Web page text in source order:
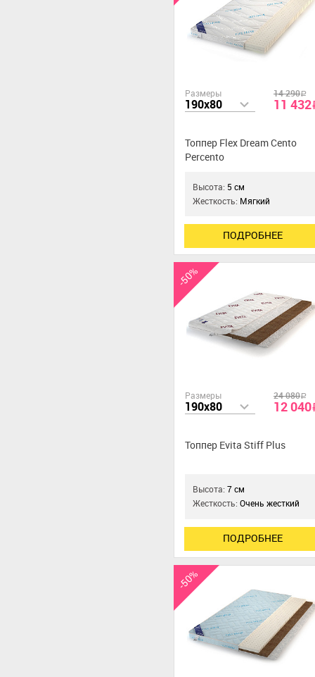
Размеры
190x80
14 290a
11 432
Топпер Flex Dream Cento
Percento
Высота: 5 см
Жесткость: Мягкий
ПОДРОБНЕЕ
-50%
Размеры
190x80
24 080a
12 040
Топпер Evita Stiff Plus
Высота:7 см
Жесткость:Очень жесткий
ПОДРОБНЕЕ
-50%